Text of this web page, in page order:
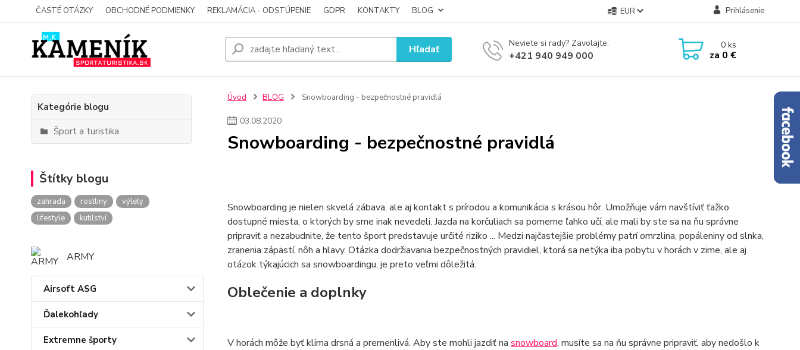
ČASTÉ OTÁZKY OBCHODNÉ PODMIENKY REKLAMÁCIA - ODSTÚPENIE GDPR KONTAKTY BLOG EUR Prihlásenie
Hľadať Neviete si rady? Zavolajte.
+421 940 949 000
0ks
za 0 €
Kategórie blogu
Šport a turistika
Štítky blogu
zahrada rostliny
výlety
lifestyle
kutilství
ARMY
Airsoft ASG
Ďalekohľady
Extremne športy
Úvod BLOG Snowboarding - bezpečnostné pravidlá
03.08.2020
Snowboarding - bezpečnostné pravidlá
Snowboarding je nielen skvelá zábava, ale aj kontakt s prírodou a komunikácia s krásou hôr. Umožňuje vám navštíviť ťažko
dostupné miesta, o ktorých by sme inak nevedeli. Jazda na korčuliach sa pomerne ľahko učí, ale mali by ste sa na ňu správne
pripraviť a nezabudnite, že tento šport predstavuje určité riziko ... Medzi najčastejšie problémy patrí omrzlina, popáleniny od slnka,
zranenia zápästí, nôh a hlavy. Otázka dodržiavania bezpečnostných pravidiel, ktorá sa netýka iba pobytu v horách v zime, ale aj
otázok týkajúcich sa snowboardingu, je preto veľmi dôležitá.
Oblečenie a doplnky
V horách môže byť klíma drsná a premenlivá. Aby ste mohli jazdiť na snowboard, musíte sa na ňu správne pripraviť, aby nedošlo k